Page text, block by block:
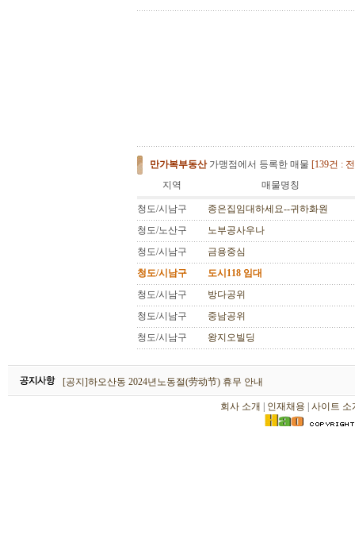
만가복부동산가맹점에서 등록한 매물 [139건 :
지역
매물명칭
청도/시남구
종은집임대하세요--귀하화원
청도/노산구
노부공사우나
청도/시남구
금용중심
청도/시남구
도시118 임대
청도/시남구
방다공위
청도/시남구
중남공위
청도/시남구
왕지오빌딩
하오산동 2026년 설날(春节) 휴무 안내
[공지]하오산동 2024년노동절(劳动节) 휴무 안내
[공지]하오산동 2024년 설날(春节) 휴무 안내
회사 소개 인재채용 사이트 소